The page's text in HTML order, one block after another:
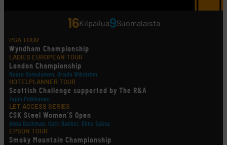
16Kilpailua9Suomalaista
PGA TOUR
Wyndham Championship
LADIES EUROPEAN TOUR
London Championship
Noora Komulainen, Ursula Wikström
HOTELPLANNER TOUR
Scottish Challenge supported by The R&A
Tapio Pulkkanen
LET ACCESS SERIES
CSK Steel Women´S Open
Anna Backman, Katri Bakker, Elina Saksa
EPSON TOUR
Smoky Mountain Championship